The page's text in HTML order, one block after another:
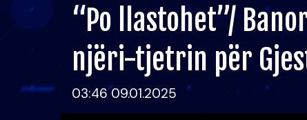
“Po llastohet”/
njëri-tjetrin për
03:46 09.01.2025